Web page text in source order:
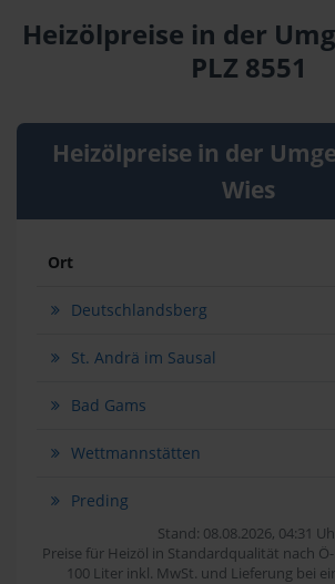
Heizölpreise in der
PLZ 8551
Heizölpreise in der
Wies
Ort
Deutschlandsberg
St. Andrä im Sausal
Bad Gams
Wettmannstätten
Preding
Stand: 08.08.2026, 04:31
Preise für Heizöl in Standardqualität nach
100 Liter inkl. MwSt. und Lieferung bei